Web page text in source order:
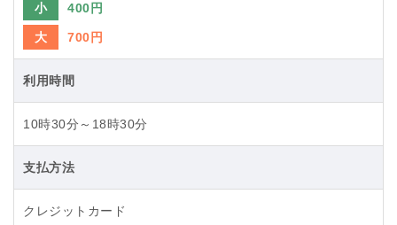
小 400円
大 700円
利用時間
10時30分～18時30分
支払方法
クレジットカード